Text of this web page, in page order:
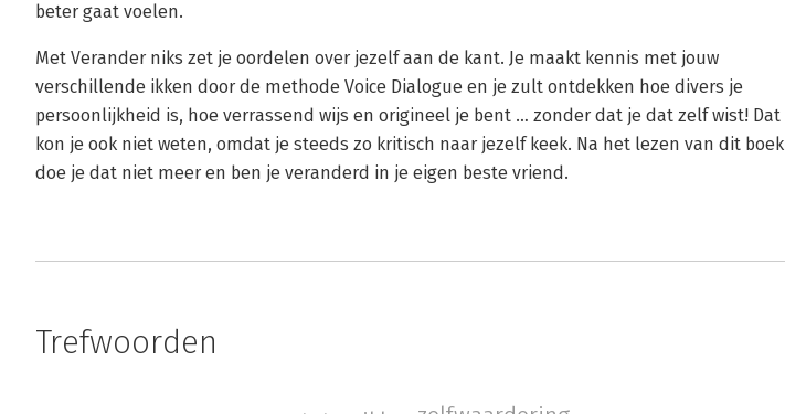
beter gaat voelen.
Met Verander niks zet je oordelen over jezelf aan de kant. Je maakt kennis met jouw
verschillende ikken door de methode Voice Dialogue en je zult ontdekken hoe divers je
persoonlijkheid is, hoe verrassend wijs en origineel je bent … zonder dat je dat zelf wist! Dat
kon je ook niet weten, omdat je steeds zo kritisch naar jezelf keek. Na het lezen van dit boek
doe je dat niet meer en ben je veranderd in je eigen beste vriend.
Trefwoorden